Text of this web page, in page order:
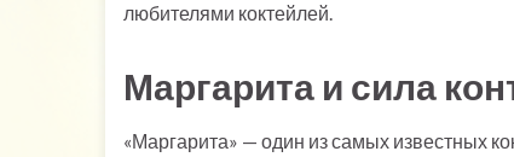
любителями коктейлей.
Маргарита и сила
«Маргарита» — один из самых известных